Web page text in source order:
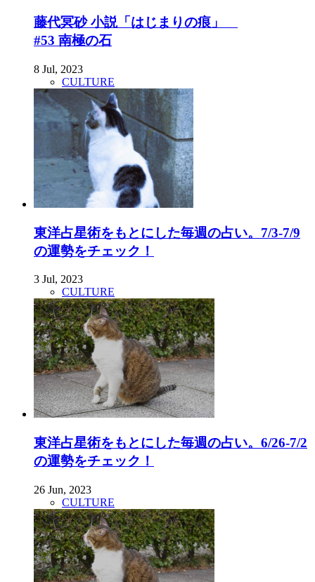
藤代冥砂 小説「はじまりの痕」
#53 南極の石
8 Jul, 2023
CULTURE
東洋占星術をもとにした毎週の占い。7/3-7/9
の運勢をチェック！
3 Jul, 2023
CULTURE
東洋占星術をもとにした毎週の占い。6/26-7/2
の運勢をチェック！
26 Jun, 2023
CULTURE